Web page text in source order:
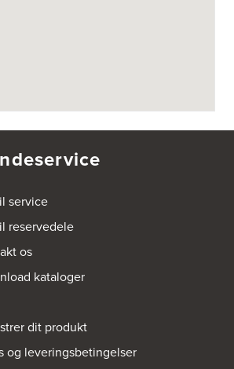
service
reservedele
os
kataloger
dit produkt
og leveringsbetingelser